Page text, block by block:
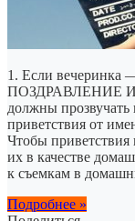
1. Если вечеринка
ПОЗДРАВЛЕНИЕ
должны
приветствия от
Чтобы приветствия
их в качестве
к съемкам в
Подробнее »